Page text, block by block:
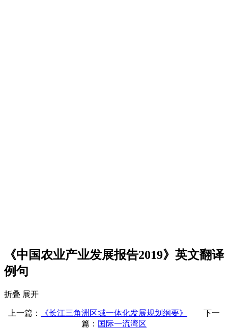
《中国农业产业发展报告2019》英文翻译
例句
折叠 展开
上一篇： 《长江三角洲区域一体化发展规划纲要》
下一
篇： 国际一流湾区